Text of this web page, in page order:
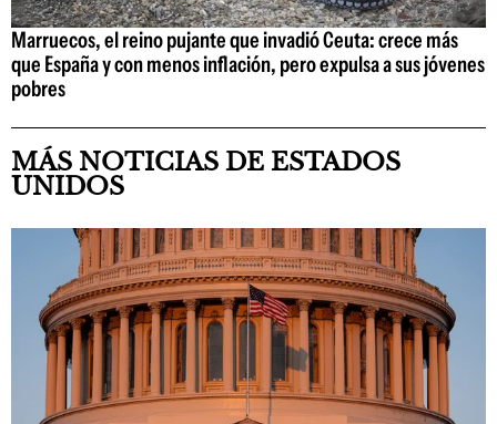
Marruecos, el reino pujante que invadió Ceuta: crece más
que España y con menos inflación, pero expulsa a sus jóvenes
pobres
MÁS NOTICIAS DE ESTADOS
UNIDOS